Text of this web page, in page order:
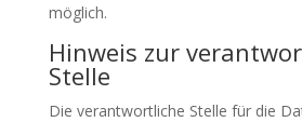
möglich.
Hinweis zur
Stelle
Die verantwortliche Stelle für die